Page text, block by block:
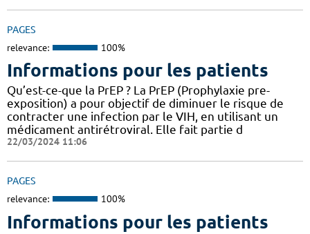
PAGES
relevance: 100%
Informations pour les patients
Qu’est-ce-que la PrEP ? La PrEP (Prophylaxie pre-
exposition) a pour objectif de diminuer le risque de
contracter une infection par le VIH, en utilisant un
médicament antirétroviral. Elle fait partie d
22/03/2024 11:06
PAGES
relevance: 100%
Informations pour les patients